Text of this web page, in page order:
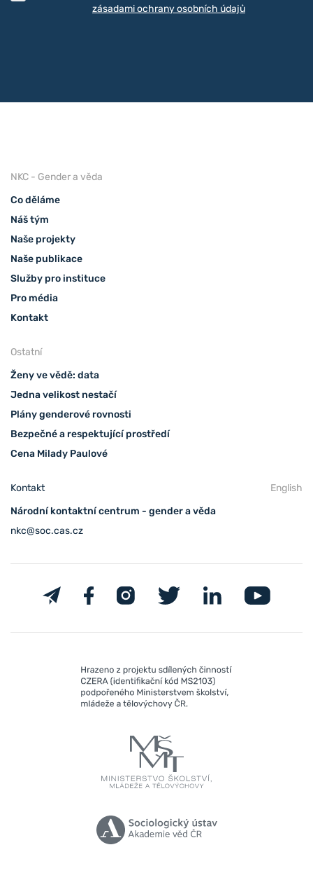
zásadami ochrany osobních údajů
NKC - Gender a věda
Co děláme
Náš tým
Naše projekty
Naše publikace
Služby pro instituce
Pro média
Kontakt
Ostatní
Ženy ve vědě: data
Jedna velikost nestačí
Plány genderové rovnosti
Bezpečné a respektující prostředí
Cena Milady Paulové
Kontakt
English
Národní kontaktní centrum - gender a věda
nkc@soc.cas.cz